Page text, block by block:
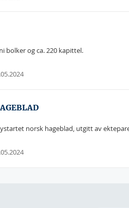
bolker og ca. 220 kapittel.
norsk hageblad, utgitt av